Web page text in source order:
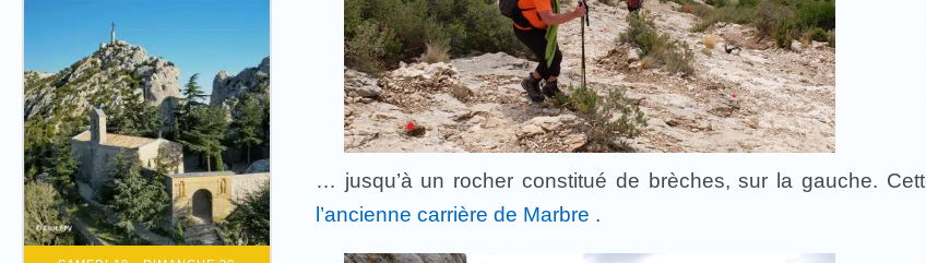
… jusqu’à un rocher constitué de brèches, sur la gauche.
l’ancienne carrière de Marbre .